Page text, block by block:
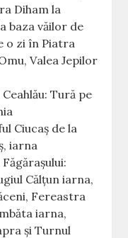
Diham la
baza văilor de
o zi în Piatra
Valea Jepilor
Tură pe
Ciucaș de la
iarna
Călţun iarna,
Fereastra
iarna,
și Turnul